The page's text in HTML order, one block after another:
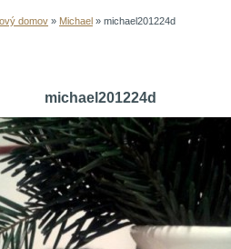
domov » Michael » michael201224d
michael201224d